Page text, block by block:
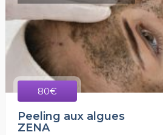
80€
Peeling aux algues
ZENA